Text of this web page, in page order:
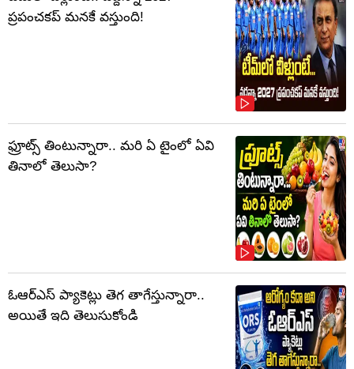
ప్రపంచకప్‌ మనకే వస్తుంది!
ఫ్రూట్స్‌ తింటున్నారా.. మరి ఏ టైంలో ఏవి
తినాలో తెలుసా?
ఓఆర్‌ఎస్‌ ప్యాకెట్లు తెగ తాగేస్తున్నారా..
అయితే ఇది తెలుసుకోండి